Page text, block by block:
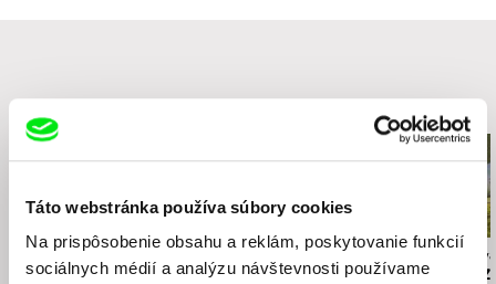
Táto webstránka používa súbory cookies
Na prispôsobenie obsahu a reklám, poskytovanie funkcií
sociálnych médií a analýzu návštevnosti používame
Martin Hollý
Smrť šitá na mieru
Andrea Slováková
Nadohľad
Viera Čákanyová
Poznámky z